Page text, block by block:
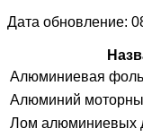
Дата обновление:
Алюминиевая
Алюминий
Лом алюминиевых